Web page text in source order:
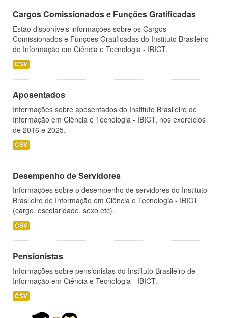
Cargos Comissionados e Funções Gratificadas
Estão disponíveis informações sobre os Cargos
Comissionados e Funções Gratificadas do Instituto Brasileiro
de Informação em Ciência e Tecnologia - IBICT.
CSV
Aposentados
Informações sobre aposentados do Instituto Brasileiro de
Informação em Ciência e Tecnologia - IBICT, nos exercícios
de 2016 e 2025.
CSV
Desempenho de Servidores
Informações sobre o desempenho de servidores do Instituto
Brasileiro de Informação em Ciência e Tecnologia - IBICT
(cargo, escolaridade, sexo etc).
CSV
Pensionistas
Informações sobre pensionistas do Instituto Brasileiro de
Informação em Ciência e Tecnologia - IBICT.
CSV